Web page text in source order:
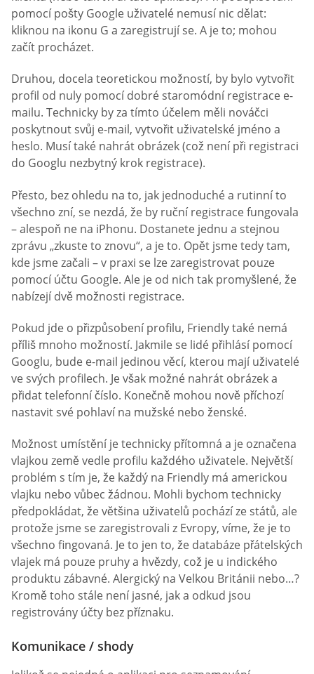
pomocí pošty Google uživatelé nemusí nic dělat:
kliknou na ikonu G a zaregistrují se. A je to; mohou
začít procházet.
Druhou, docela teoretickou možností, by bylo vytvořit
profil od nuly pomocí dobré staromódní registrace e-
mailu. Technicky by za tímto účelem měli nováčci
poskytnout svůj e-mail, vytvořit uživatelské jméno a
heslo. Musí také nahrát obrázek (což není při registraci
do Googlu nezbytný krok registrace).
Přesto, bez ohledu na to, jak jednoduché a rutinní to
všechno zní, se nezdá, že by ruční registrace fungovala
– alespoň ne na iPhonu. Dostanete jednu a stejnou
zprávu „zkuste to znovu“, a je to. Opět jsme tedy tam,
kde jsme začali – v praxi se lze zaregistrovat pouze
pomocí účtu Google. Ale je od nich tak promyšlené, že
nabízejí dvě možnosti registrace.
Pokud jde o přizpůsobení profilu, Friendly také nemá
příliš mnoho možností. Jakmile se lidé přihlásí pomocí
Googlu, bude e-mail jedinou věcí, kterou mají uživatelé
ve svých profilech. Je však možné nahrát obrázek a
přidat telefonní číslo. Konečně mohou nově příchozí
nastavit své pohlaví na mužské nebo ženské.
Možnost umístění je technicky přítomná a je označena
vlajkou země vedle profilu každého uživatele. Největší
problém s tím je, že každý na Friendly má americkou
vlajku nebo vůbec žádnou. Mohli bychom technicky
předpokládat, že většina uživatelů pochází ze států, ale
protože jsme se zaregistrovali z Evropy, víme, že je to
všechno fingovaná. Je to jen to, že databáze přátelských
vlajek má pouze pruhy a hvězdy, což je u indického
produktu zábavné. Alergický na Velkou Británii nebo…?
Kromě toho stále není jasné, jak a odkud jsou
registrovány účty bez příznaku.
Komunikace / shody